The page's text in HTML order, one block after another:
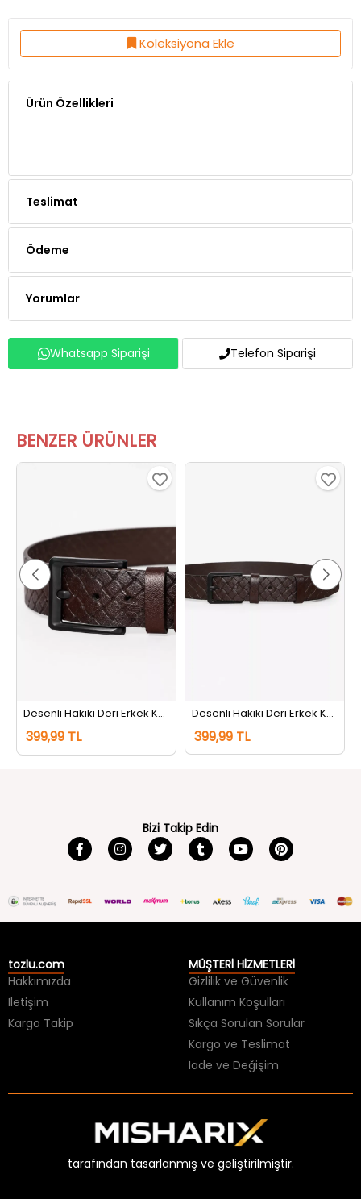
Koleksiyona Ekle
Ürün Özellikleri
Teslimat
Ödeme
Yorumlar
Whatsapp Siparişi Telefon Siparişi
BENZER ÜRÜNLER
Desenli Hakiki Deri Erkek Kemer Kahve
399,99 TL
Desenli Hakiki Deri Erkek Kemer Kahve
399,99 TL
Bizi Takip Edin
tozlu.com
Hakkımızda
İletişim
Kargo Takip
MÜŞTERİ HİZMETLERİ
Gizlilik ve Güvenlik
Kullanım Koşulları
Sıkça Sorulan Sorular
Kargo ve Teslimat
İade ve Değişim
tarafından tasarlanmış ve geliştirilmiştir.